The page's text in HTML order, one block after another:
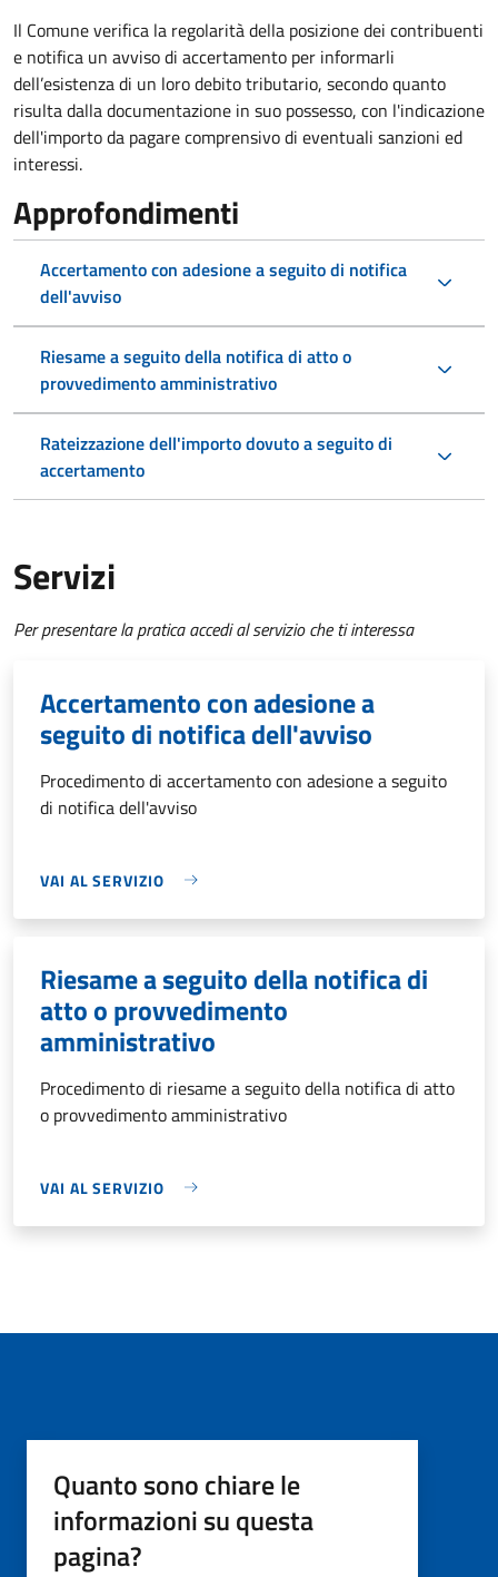
Il Comune verifica la regolarità della posizione dei contribuenti
e notifica un avviso di accertamento per informarli
dell’esistenza di un loro debito tributario, secondo quanto
risulta dalla documentazione in suo possesso, con l'indicazione
dell'importo da pagare comprensivo di eventuali sanzioni ed
interessi.
Approfondimenti
Accertamento con adesione a seguito di notifica
dell'avviso
Riesame a seguito della notifica di atto o
provvedimento amministrativo
Rateizzazione dell'importo dovuto a seguito di
accertamento
Servizi
Per presentare la pratica accedi al servizio che ti interessa
Accertamento con adesione a
seguito di notifica dell'avviso
Procedimento di accertamento con adesione a seguito
di notifica dell'avviso
VAI AL SERVIZIO
Riesame a seguito della notifica di
atto o provvedimento
amministrativo
Procedimento di riesame a seguito della notifica di atto
o provvedimento amministrativo
VAI AL SERVIZIO
Quanto sono chiare le
informazioni su questa
pagina?